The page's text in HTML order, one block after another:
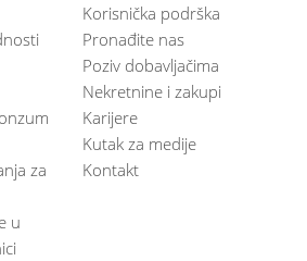
za
u
Korisnička podrška
Pronađite nas
Poziv dobavljačima
Nekretnine i zakupi
Karijere
Kutak za medije
Kontakt